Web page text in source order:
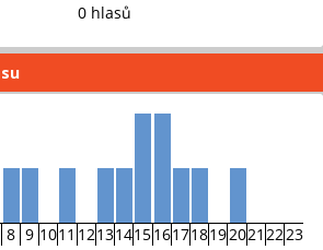
0 hlasů
8 9 1011 12131415161718192021 22 23